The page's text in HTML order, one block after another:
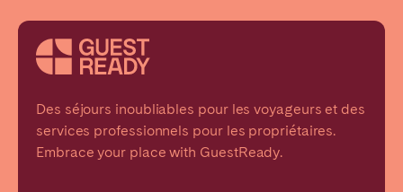
Des séjours inoubliables pour les voyageurs et des
services professionnels pour les propriétaires.
Embrace your place with GuestReady.